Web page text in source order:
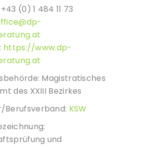
(0) 1 484 11 73
https://www.dp-
Magistratisches
des XXIII Bezirkes
Berufsverband: KSW
und